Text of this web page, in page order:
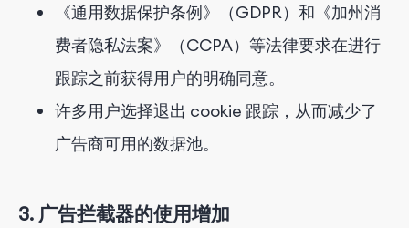
《通用数据保护条例》（GDPR）和《加州消
费者隐私法案》（CCPA）等法律要求在进行
跟踪之前获得用户的明确同意。
许多用户选择退出 cookie 跟踪，从而减少了
广告商可用的数据池。
3. 广告拦截器的使用增加